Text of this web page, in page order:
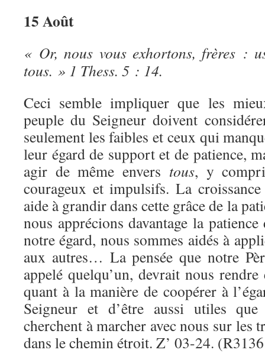
15 Août
« Or, nous vous exhortons, frères :
tous. » 1 Thess. 5 : 14.
Ceci semble impliquer que les
peuple du Seigneur doivent
seulement les faibles et ceux qui
leur égard de support et de patience,
agir de même envers tous, y
courageux et impulsifs. La
aide à grandir dans cette grâce de la
nous apprécions davantage la
notre égard, nous sommes aidés à
aux autres… La pensée que notre
appelé quelqu’un, devrait nous
quant à la manière de coopérer à
Seigneur et d’être aussi utiles
cherchent à marcher avec nous sur les
dans le chemin étroit. Z’ 03-24.